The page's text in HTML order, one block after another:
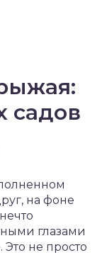
садов
на фоне
глазами
не просто